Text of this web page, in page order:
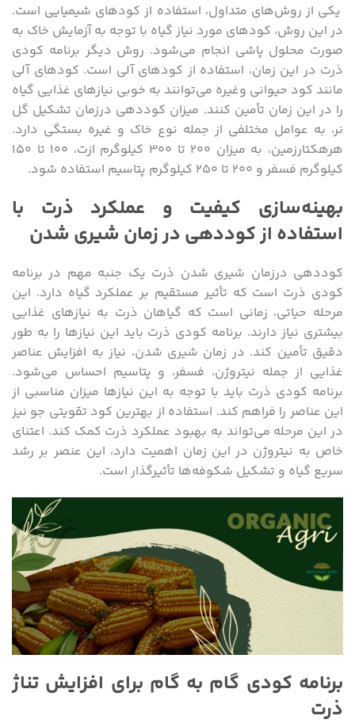
یکی از روش‌های متداول، استفاده از کودهای شیمیایی است.
در این روش، کودهای مورد نیاز گیاه با توجه به آزمایش خاک به
صورت محلول پاشی انجام می‌شود. روش دیگر برنامه کودی
ذرت در این زمان، استفاده از کودهای آلی است. کودهای آلی
مانند کود حیوانی وغیره می‌توانند به خوبی نیازهای غذایی گیاه
را در این زمان تأمین کنند. میزان کوددهی درزمان تشکیل گل
نر، به عوامل مختلفی از جمله نوع خاک و غیره بستگی دارد.
هرهکتارزمین، به میزان ۲۰۰ تا ۳۰۰ کیلوگرم ازت، ۱۰۰ تا ۱۵۰
کیلوگرم فسفر و ۲۰۰ تا ۲۵۰ کیلوگرم پتاسیم استفاده شود.
بهینه‌سازی کیفیت و عملکرد ذرت با
استفاده از کوددهی در زمان شیری شدن
کوددهی درزمان شیری شدن ذرت یک جنبه مهم در برنامه
کودی ذرت است که تأثیر مستقیم بر عملکرد گیاه دارد. این
مرحله حیاتی، زمانی است که گیاهان ذرت به نیازهای غذایی
بیشتری نیاز دارند. برنامه کودی ذرت باید این نیازها را به ‌طور
دقیق تأمین کند. در زمان شیری شدن، نیاز به افزایش عناصر
غذایی از جمله نیتروژن، فسفر، و پتاسیم احساس می‌شود.
برنامه کودی ذرت باید با توجه به این نیازها میزان مناسبی از
این عناصر را فراهم کند. استفاده از بهترین کود تقویتی جو نیز
در این مرحله می‌تواند به بهبود عملکرد ذرت کمک کند. اعتنای
خاص به نیتروژن در این زمان اهمیت دارد، این عنصر بر رشد
سریع گیاه و تشکیل شکوفه‌ها تأثیرگذار است.
برنامه کودی گام به گام برای افزایش تناژ
ذرت